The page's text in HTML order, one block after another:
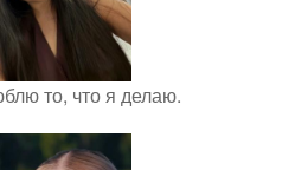
то, что я делаю.